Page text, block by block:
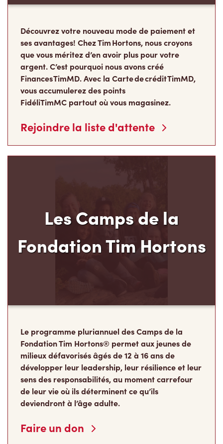
ses avantages! Chez Tim Hortons, nous croyons
que vous méritez d’en avoir plus pour votre
argent. C’est pourquoi nous avons créé
Finances TimMD. Avec la Carte de crédit TimMD,
vous accumulerez des points
FidéliTimMC partout où vous magasinez.
Rejoindre la liste d'attente
Fondation Tim Hortons
Fondation Tim Hortons® permet aux jeunes de
milieux défavorisés âgés de 12 à 16 ans de
développer leur leadership, leur résilience et leur
sens des responsabilités, au moment carrefour
de leur vie où ils déterminent ce qu’ils
deviendront à l’âge adulte.
Faire un don